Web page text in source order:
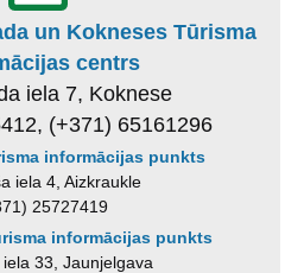
un Kokneses Tūrisma
centrs
iela 7, Koknese
(+371) 65161296
informācijas punkts
iela 4, Aizkraukle
25727419
informācijas punkts
33, Jaunjelgava